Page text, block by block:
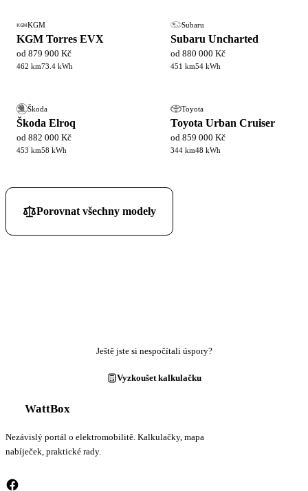
KGMKGM
KGM Torres EVX
od 879 900 Kč
462 km73.4 kWh
Subaru
Subaru Uncharted
od 880 000 Kč
451 km54 kWh
Škoda
Škoda Elroq
od 882 000 Kč
453 km58 kWh
Toyota
Toyota Urban Cruiser
od 859 000 Kč
344 km48 kWh
Porovnat všechny modely
Ještě jste si nespočítali úspory?
Vyzkoušet kalkulačku
WattBox
Nezávislý portál o elektromobilitě. Kalkulačky, mapa
nabíječek, praktické rady.